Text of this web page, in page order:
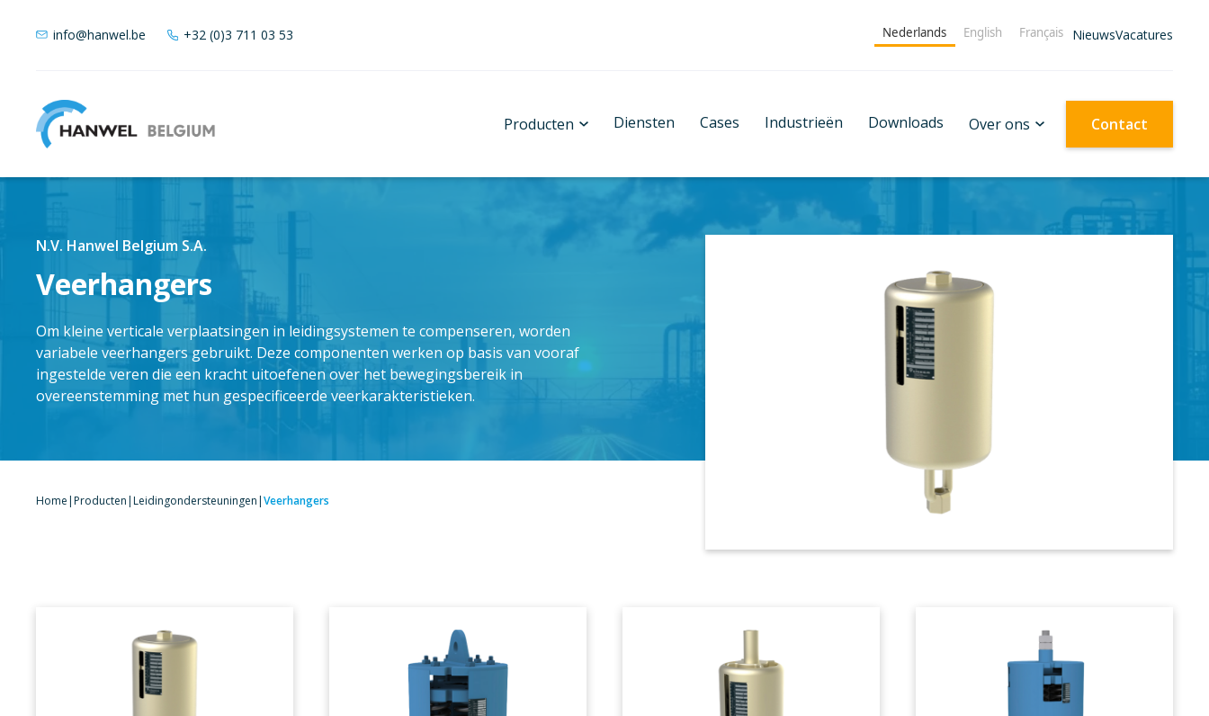
info@hanwel.be +32 (0)3 711 03 53 Nederlands English Français NieuwsVacatures
Producten Diensten Cases Industrieën Downloads Over ons Contact
N.V. Hanwel Belgium S.A.
Veerhangers
Om kleine verticale verplaatsingen in leidingsystemen te compenseren, worden
variabele veerhangers gebruikt. Deze componenten werken op basis van vooraf
ingestelde veren die een kracht uitoefenen over het bewegingsbereik in
overeenstemming met hun gespecificeerde veerkarakteristieken.
Home|Producten|Leidingondersteuningen|Veerhangers